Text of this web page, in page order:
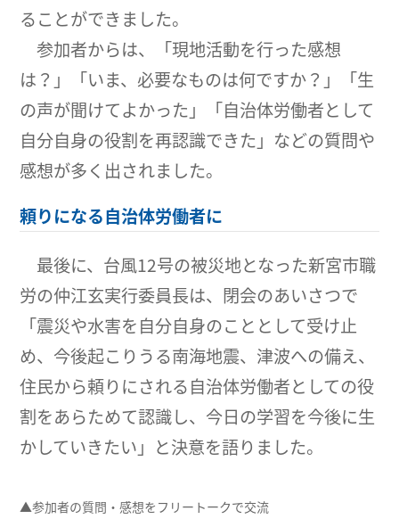
ることができました。
参加者からは、「現地活動を行った感想
は？」「いま、必要なものは何ですか？」「生
の声が聞けてよかった」「自治体労働者として
自分自身の役割を再認識できた」などの質問や
感想が多く出されました。
頼りになる自治体労働者に
最後に、台風12号の被災地となった新宮市職
労の仲江玄実行委員長は、閉会のあいさつで
「震災や水害を自分自身のこととして受け止
め、今後起こりうる南海地震、津波への備え、
住民から頼りにされる自治体労働者としての役
割をあらためて認識し、今日の学習を今後に生
かしていきたい」と決意を語りました。
▲参加者の質問・感想をフリートークで交流